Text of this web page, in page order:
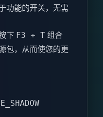
功能的开关，无需
下 F3 + T 组合
包，从而使您的更